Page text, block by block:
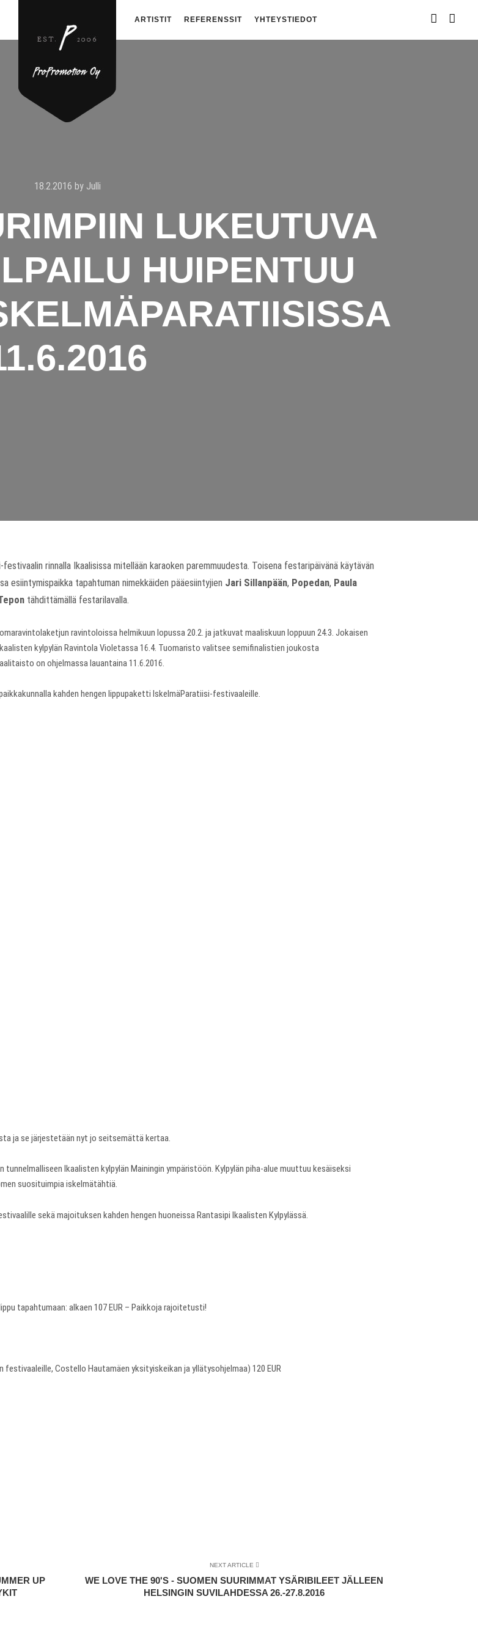
ARTISTIT REFERENSSIT YHTEYSTIEDOT
18.2.2016 by Julli
LUKEUTUVA
HUIPENTUU
rinnalla Ikaalisissa mitellään karaoken paremmuudesta. Toisena festaripäivänä käytävän
esiintymispaikka tapahtuman nimekkäiden pääesiintyjien Jari Sillanpään, Popedan, Paula
tähdittämällä festarilavalla.
ravintoloissa helmikuun lopussa 20.2. ja jatkuvat maaliskuun loppuun 24.3. Jokaisen
kylpylän Ravintola Violetassa 16.4. Tuomaristo valitsee semifinalistien joukosta
on ohjelmassa lauantaina 11.6.2016.
kahden hengen lippupaketti IskelmäParatiisi-festivaaleille.
ja se järjestetään nyt jo seitsemättä kertaa.
Ikaalisten kylpylän Mainingin ympäristöön. Kylpylän piha-alue muuttuu kesäiseksi
suosituimpia iskelmätähtiä.
sekä majoituksen kahden hengen huoneissa Rantasipi Ikaalisten Kylpylässä.
tapahtumaan: alkaen 107 EUR – Paikkoja rajoitetusti!
Costello Hautamäen yksityiskeikan ja yllätysohjelmaa) 120 EUR
UP
NEXT ARTICLE
WE LOVE THE 90'S - SUOMEN SUURIMMAT YSÄRIBILEET JÄLLEEN
HELSINGIN SUVILAHDESSA 26.-27.8.2016